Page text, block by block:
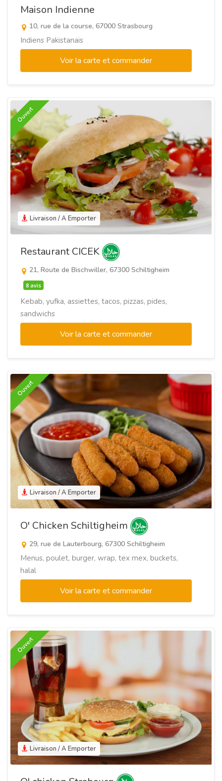
Maison Indienne
10, rue de la course, 67000 Strasbourg
Indiens Pakistanais
Voir la carte et commander
Livraison / A Emporter
Ouvert
Restaurant CICEK
21, Route de Bischwiller, 67300 Schiltigheim
8 avis
Kebab, yufka, assiettes, tacos, pizzas, pides,
sandwichs
Voir la carte et commander
Livraison / A Emporter
Ouvert
O' Chicken Schiltigheim
29, rue de Lauterbourg, 67300 Schiltigheim
Menus, poulet, burger, wrap, tex mex, buckets,
halal
Voir la carte et commander
Livraison / A Emporter
Ouvert